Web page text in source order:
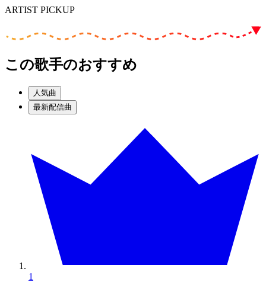
ARTIST PICKUP
この歌手のおすすめ
人気曲
最新配信曲
1